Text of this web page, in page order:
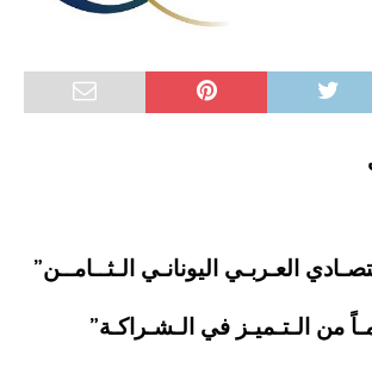
العـربـي اليونانـي الـثــامــن”
من الـتـميـز في الـشـراكـة”